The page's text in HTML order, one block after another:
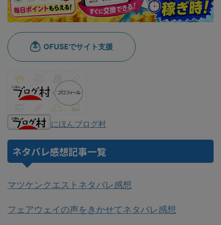
にほんブログ村
ネタバレ感想記事一覧
マツケンクエストネタバレ感想
フェアウェイの声をきかせてネタバレ感想